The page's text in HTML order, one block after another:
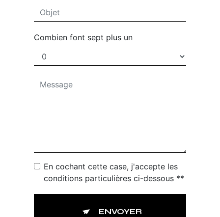
Combien font sept plus un
En cochant cette case, j'accepte les
conditions particulières ci-dessous **
ENVOYER